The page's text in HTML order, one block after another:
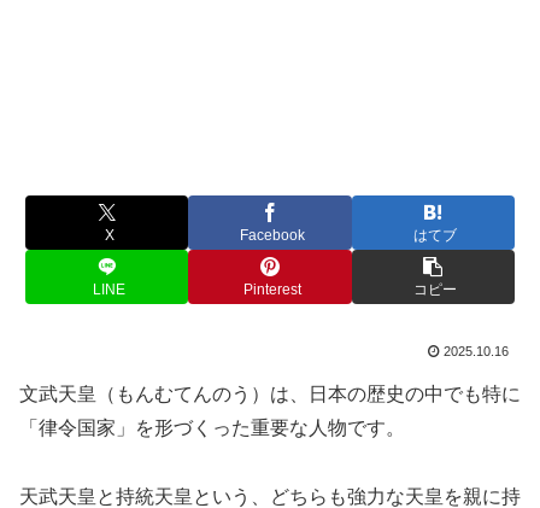
X Facebook はてブ
LINE Pinterest コピー
2025.10.16
文武天皇（もんむてんのう）は、日本の歴史の中でも特に
「律令国家」を形づくった重要な人物です。
天武天皇と持統天皇という、どちらも強力な天皇を親に持